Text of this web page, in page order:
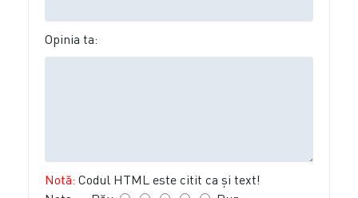
Opinia ta:
Notă: Codul HTML este citit ca şi text!